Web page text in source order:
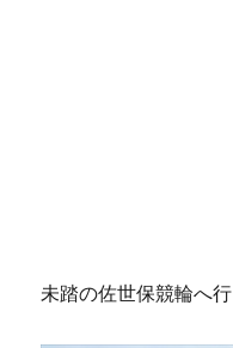
未踏の佐世保競輪へ